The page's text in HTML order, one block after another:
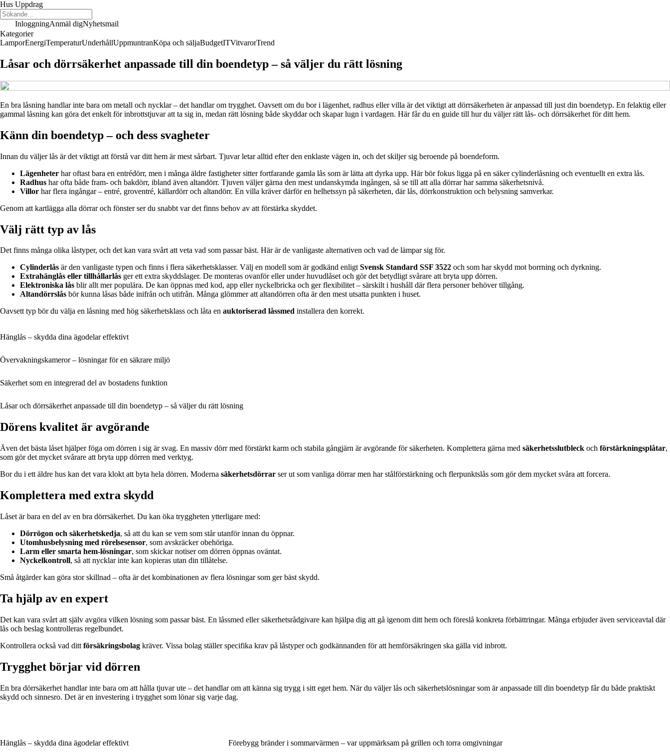
Hus Uppdrag
InloggningAnmäl digNyhetsmail
Kategorier
LamporEnergiTemperaturUnderhållUppmuntranKöpa och säljaBudgetITVitvarorTrend
Låsar och dörrsäkerhet anpassade till din boendetyp – så väljer du rätt lösning
En bra låsning handlar inte bara om metall och nycklar – det handlar om trygghet. Oavsett om du bor i lägenhet, radhus eller villa är det viktigt att dörrsäkerheten är anpassad till just din boendetyp. En felaktig eller
gammal låsning kan göra det enkelt för inbrottstjuvar att ta sig in, medan rätt lösning både skyddar och skapar lugn i vardagen. Här får du en guide till hur du väljer rätt lås- och dörrsäkerhet för ditt hem.
Känn din boendetyp – och dess svagheter
Innan du väljer lås är det viktigt att förstå var ditt hem är mest sårbart. Tjuvar letar alltid efter den enklaste vägen in, och det skiljer sig beroende på boendeform.
Lägenheter har oftast bara en entrédörr, men i många äldre fastigheter sitter fortfarande gamla lås som är lätta att dyrka upp. Här bör fokus ligga på en säker cylinderlåsning och eventuellt en extra lås.
Radhus har ofta både fram- och bakdörr, ibland även altandörr. Tjuven väljer gärna den mest undanskymda ingången, så se till att alla dörrar har samma säkerhetsnivå.
Villor har flera ingångar – entré, groventré, källardörr och altandörr. En villa kräver därför en helhetssyn på säkerheten, där lås, dörrkonstruktion och belysning samverkar.
Genom att kartlägga alla dörrar och fönster ser du snabbt var det finns behov av att förstärka skyddet.
Välj rätt typ av lås
Det finns många olika låstyper, och det kan vara svårt att veta vad som passar bäst. Här är de vanligaste alternativen och vad de lämpar sig för.
Cylinderlås är den vanligaste typen och finns i flera säkerhetsklasser. Välj en modell som är godkänd enligtSvensk Standard SSF 3522 och som har skydd mot borrning och dyrkning.
Extrahänglås eller tillhållarlås ger ett extra skyddslager. De monteras ovanför eller under huvudlåset och gör det betydligt svårare att bryta upp dörren.
Elektroniska lås blir allt mer populära. De kan öppnas med kod, app eller nyckelbricka och ger flexibilitet – särskilt i hushåll där flera personer behöver tillgång.
Altandörrslås bör kunna låsas både inifrån och utifrån. Många glömmer att altandörren ofta är den mest utsatta punkten i huset.
Oavsett typ bör du välja en låsning med hög säkerhetsklass och låta en auktoriserad låssmed installera den korrekt.
Hänglås – skydda dina ägodelar effektivt
Övervakningskameror – lösningar för en säkrare miljö
Säkerhet som en integrerad del av bostadens funktion
Låsar och dörrsäkerhet anpassade till din boendetyp – så väljer du rätt lösning
Dörens kvalitet är avgörande
Även det bästa låset hjälper föga om dörren i sig är svag. En massiv dörr med förstärkt karm och stabila gångjärn är avgörande för säkerheten. Komplettera gärna med säkerhetsslutbleck och förstärkningsplåtar,
som gör det mycket svårare att bryta upp dörren med verktyg.
Bor du i ett äldre hus kan det vara klokt att byta hela dörren. Moderna säkerhetsdörrar ser ut som vanliga dörrar men har stålförstärkning och flerpunktslås som gör dem mycket svåra att forcera.
Komplettera med extra skydd
Låset är bara en del av en bra dörrsäkerhet. Du kan öka tryggheten ytterligare med:
Dörrögon och säkerhetskedja, så att du kan se vem som står utanför innan du öppnar.
Utomhusbelysning med rörelsesensor, som avskräcker obehöriga.
Larm eller smarta hem-lösningar, som skickar notiser om dörren öppnas oväntat.
Nyckelkontroll, så att nycklar inte kan kopieras utan din tillåtelse.
Små åtgärder kan göra stor skillnad – ofta är det kombinationen av flera lösningar som ger bäst skydd.
Ta hjälp av en expert
Det kan vara svårt att själv avgöra vilken lösning som passar bäst. En låssmed eller säkerhetsrådgivare kan hjälpa dig att gå igenom ditt hem och föreslå konkreta förbättringar. Många erbjuder även serviceavtal där
lås och beslag kontrolleras regelbundet.
Kontrollera också vad ditt försäkringsbolag kräver. Vissa bolag ställer specifika krav på låstyper och godkännanden för att hemförsäkringen ska gälla vid inbrott.
Trygghet börjar vid dörren
En bra dörrsäkerhet handlar inte bara om att hålla tjuvar ute – det handlar om att känna sig trygg i sitt eget hem. När du väljer lås och säkerhetslösningar som är anpassade till din boendetyp får du både praktiskt
skydd och sinnesro. Det är en investering i trygghet som lönar sig varje dag.
Hänglås – skydda dina ägodelar effektivt Förebygg bränder i sommarvärmen – var uppmärksam på grillen och torra omgivningar